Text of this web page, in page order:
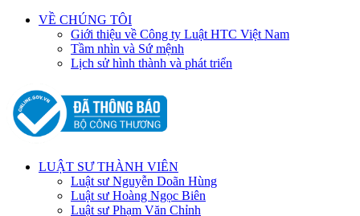
VỀ CHÚNG TÔI
Giới thiệu về Công ty Luật HTC Việt Nam
Tầm nhìn và Sứ mệnh
Lịch sử hình thành và phát triển
LUẬT SƯ THÀNH VIÊN
Luật sư Nguyễn Doãn Hùng
Luật sư Hoàng Ngọc Biên
Luật sư Phạm Văn Chỉnh